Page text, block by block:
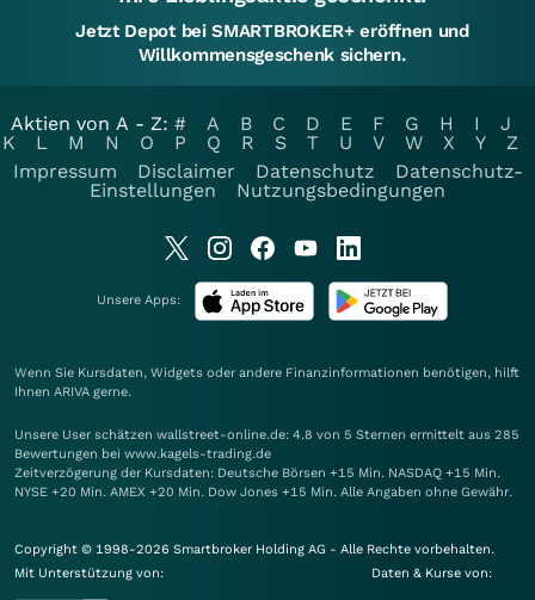
Jetzt Depot bei SMARTBROKER+ eröffnen und
Willkommensgeschenk sichern.
Aktien von A - Z: # A B C D E F G H I
J
K
L M N O P Q R S T U V W X Y
Z
Impressum
Disclaimer Datenschutz
Datenschutz-
Einstellungen
Nutzungsbedingungen
Unsere Apps:
Wenn Sie Kursdaten, Widgets oder andere Finanzinformationen benötigen, hilft
Ihnen ARIVA gerne.
Unsere User schätzen wallstreet-online.de: 4.8 von 5 Sternen ermittelt aus 285
Bewertungen bei www.kagels-trading.de
Zeitverzögerung der Kursdaten: Deutsche Börsen +15 Min. NASDAQ +15 Min.
NYSE +20 Min. AMEX +20 Min. Dow Jones +15 Min. Alle Angaben ohne Gewähr.
Copyright © 1998-2026 Smartbroker Holding AG - Alle Rechte vorbehalten.
Mit Unterstützung von:
Daten & Kurse von: